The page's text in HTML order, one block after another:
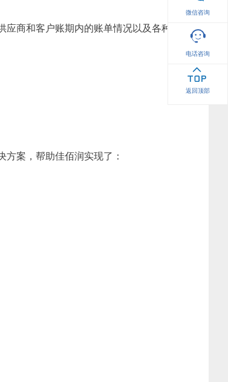
商和客户账期内的账单情况以及各种
案，帮助佳佰润实现了：
微信咨询
电话咨询
返回顶部